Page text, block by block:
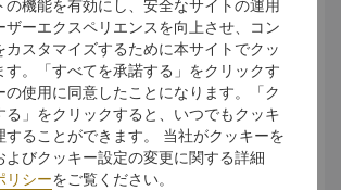
Hotel Award, City Travel Best
2015-2016
Favourite, njhunyan.com,
Corporation Award, Ctrip, 2015
の機能を有効にし、安全なサイトの運用
ザーエクスペリエンスを向上させ、コン
カスタマイズするために本サイトでクッ
す。「すべてを承諾する」をクリックす
の使用に同意したことになります。「ク
る」をクリックすると、いつでもクッキ
することができます。 当社がクッキーを
よびクッキー設定の変更に関する詳細
リシーをご覧ください。